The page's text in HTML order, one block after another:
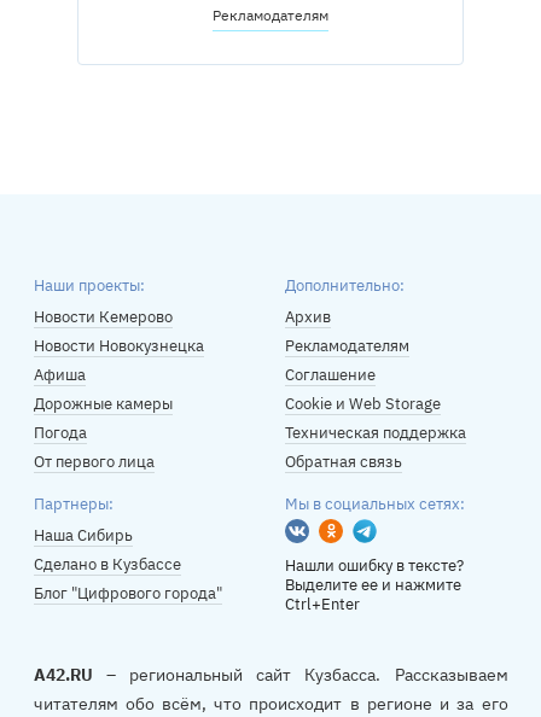
Рекламодателям
Наши проекты:
Новости Кемерово
Новости Новокузнецка
Афиша
Дорожные камеры
Погода
От первого лица
Дополнительно:
Архив
Рекламодателям
Соглашение
Cookie и Web Storage
Техническая поддержка
Обратная связь
Партнеры:
Наша Сибирь
Сделано в Кузбассе
Блог "Цифрового города"
Мы в социальных сетях:
Вконтакте
Одноклассники
Telegram
Нашли ошибку в тексте?
Выделите ее и нажмите
Ctrl+Enter
A42.RU – региональный сайт Кузбасса. Рассказываем
читателям обо всём, что происходит в регионе и за его